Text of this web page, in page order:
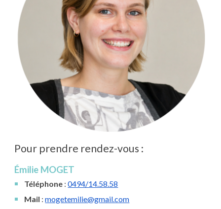
Pour prendre rendez-vous :
Émilie MOGET
Téléphone : 0494/14.58.58
Mail :mogetemilie@gmail.com